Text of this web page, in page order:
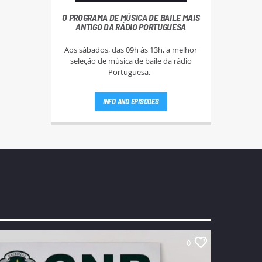
O PROGRAMA DE MÚSICA DE BAILE MAIS
ANTIGO DA RÁDIO PORTUGUESA
Aos sábados, das 09h às 13h, a melhor
seleção de música de baile da rádio
INFO AND EPISODES
0